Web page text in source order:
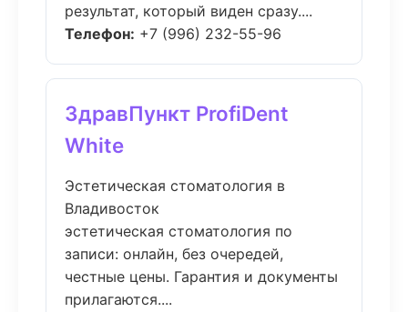
результат, который виден сразу....
Телефон: +7 (996) 232-55-96
ЗдравПункт ProfiDent
White
Эстетическая стоматология в
Владивосток
эстетическая стоматология по
записи: онлайн, без очередей,
честные цены. Гарантия и документы
прилагаются....